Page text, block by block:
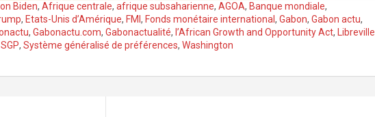
Biden, Afrique centrale, afrique subsaharienne, AGOA, Banque mondiale,
, Etats-Unis d’Amérique, FMI , Fonds monétaire international , Gabon, Gabon actu,
, Gabonactu.com, Gabonactualité, l’African Growth and Opportunity Act,
Libreville
SGP, Système généralisé de préférences, Washington